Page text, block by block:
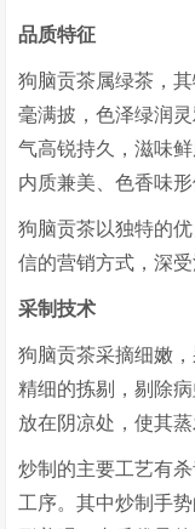
品质特征
狗脑贡茶属绿茶，
毫满披，色泽绿润
气高锐持久，滋味
内质兼美、色香味
狗脑贡茶以独特的
信的营销方式，深受
采制技术
狗脑贡茶采摘细嫩
精细的拣剔，剔除
放在阴凉处，使其
炒制的主要工艺有
工序。其中炒制手